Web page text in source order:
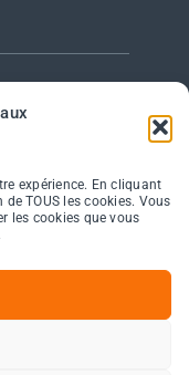
expérience. En cliquant
TOUS les cookies. Vous
les cookies que vous